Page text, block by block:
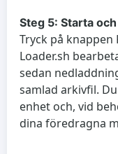
Steg 5: Starta
Tryck på knappen
Loader.sh
sedan
samlad arkivfil.
enhet och, vid
dina föredragna